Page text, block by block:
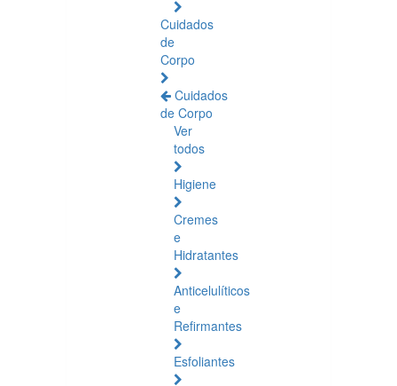
Cuidados
de
Corpo
Cuidados
de Corpo
Ver
todos
Higiene
Cremes
e
Hidratantes
Anticelulíticos
e
Refirmantes
Esfoliantes